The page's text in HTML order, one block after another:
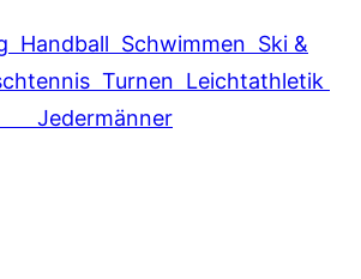
Handball Schwimmen Ski &
Turnen Leichtathletik
Jedermänner